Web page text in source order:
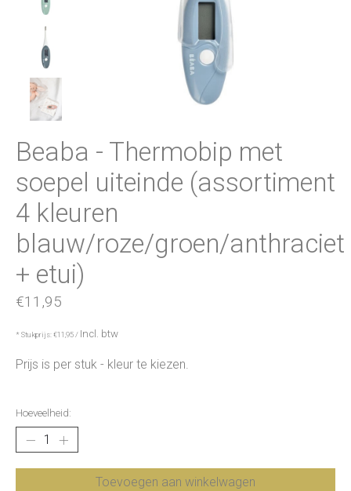
Beaba - Thermobip met
soepel uiteinde (assortiment
4 kleuren
blauw/roze/groen/anthraciet
+ etui)
€11,95
* Stukprijs: €11,95 / Incl. btw
Prijs is per stuk - kleur te kiezen.
Hoeveelheid:
Toevoegen aan winkelwagen